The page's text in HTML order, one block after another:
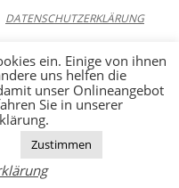
DATENSCHUTZERKLÄRUNG
ein. Einige von ihnen
uns helfen die
unser Onlineangebot
Sie in unserer
Zustimmen